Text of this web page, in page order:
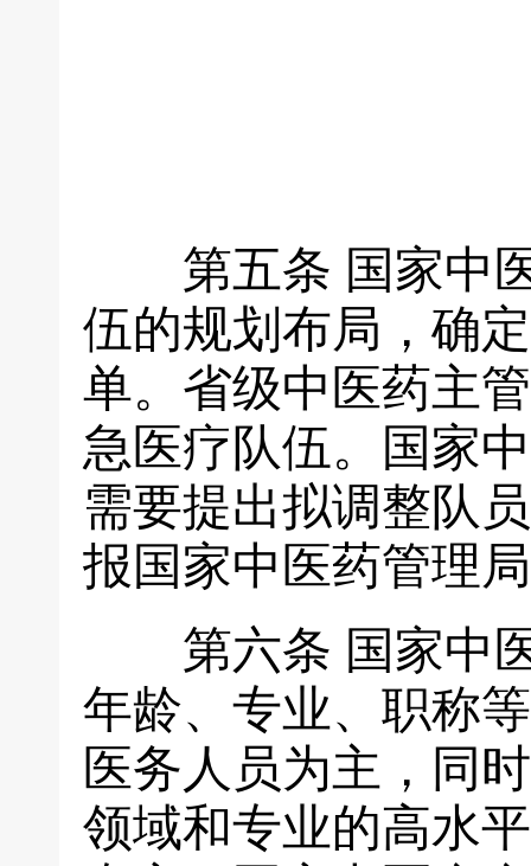
第五条 国家中
伍的规划布局，确
单。省级中医药主
急医疗队伍。国家
需要提出拟调整队
报国家中医药管理
第六条 国家中
年龄、专业、职称
医务人员为主，同
领域和专业的高水